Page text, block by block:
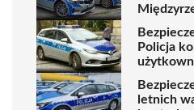
Policja
letnich